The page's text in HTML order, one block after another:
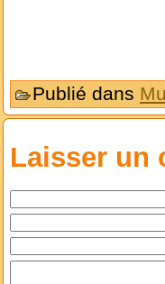
Publié dans
Laisser un